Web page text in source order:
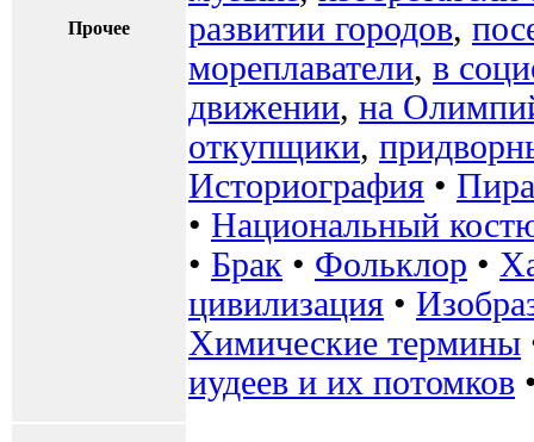
Прочее
развитии городов,
мореплаватели, в
движении, на
откупщики,
Историография •
• Национальный
• Брак • Фольклор •
цивилизация •
Химические термины
иудеев и их потомков